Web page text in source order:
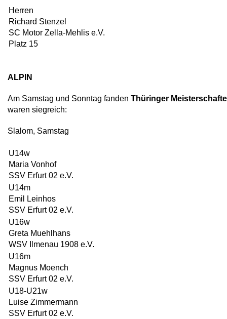
Herren
Richard Stenzel
SC Motor Zella-Mehlis e.V.
Platz 15
ALPIN
Am Samstag und Sonntag fanden Thüringer
waren siegreich:
Slalom, Samstag
U14w
Maria Vonhof
SSV Erfurt 02 e.V.
U14m
Emil Leinhos
SSV Erfurt 02 e.V.
U16w
Greta Muehlhans
WSV Ilmenau 1908 e.V.
U16m
Magnus Moench
SSV Erfurt 02 e.V.
U18-U21w
Luise Zimmermann
SSV Erfurt 02 e.V.